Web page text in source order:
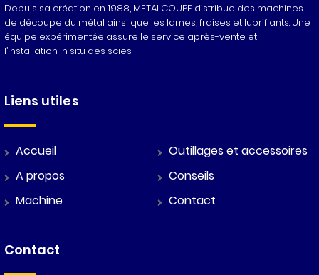
Depuis sa création en 1988, METALCOUPE distribue des machines
de découpe du métal ainsi que les lames, fraises et lubrifiants. Une
équipe expérimentée assure le service après-vente et
l’installation in situ des scies.
Liens utiles
Accueil
A propos
Machine
Outillages et accessoires
Conseils
Contact
Contact